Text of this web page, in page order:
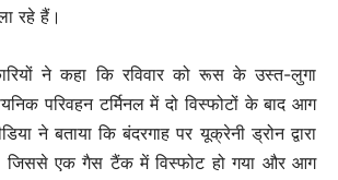
रहे हैं।
ने कहा कि रविवार को रूस के उस्त-लुगा
परिवहन टर्मिनल में दो विस्फोटों के बाद आग
ने बताया कि बंदरगाह पर यूक्रेनी ड्रोन द्वारा
जिससे एक गैस टैंक में विस्फोट हो गया और आग